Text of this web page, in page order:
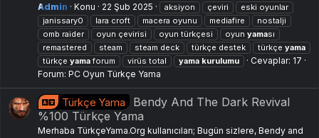
Admin
Konu 22 Şub 2025 aksiyon çeviri
eski oyunlar
janissary0
lara croft macera oyunu mediafire
nostalji
omb raider
oyun çevirisi oyun türkçesi oyun yaması
remastered
steam steam deck türkçe destek türkçe yama
türkçe yamaforum virüs total yama kurulumu
Cevaplar: 17
Forum: PC Oyun Türkçe Yama
Türkçe Yama
Bendy And The Dark Revival
%100 Türkçe Yama
Merhaba TürkçeYama.Org kullanıcıları; Bugün sizlere, Bendy and